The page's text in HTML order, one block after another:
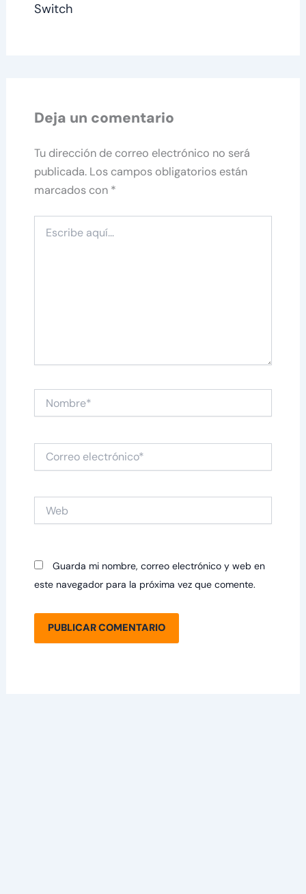
Switch
Deja un comentario
Tu dirección de correo electrónico no será
publicada. Los campos obligatorios están
marcados con *
aquí...
Correo
electrónico*
Guarda mi nombre, correo electrónico y web en
este navegador para la próxima vez que comente.